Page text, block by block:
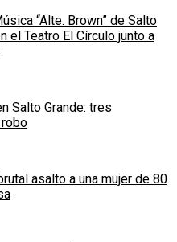
“Alte. Brown” de Salto
el Teatro El Círculo junto a
Salto Grande: tres
asalto a una mujer de 80